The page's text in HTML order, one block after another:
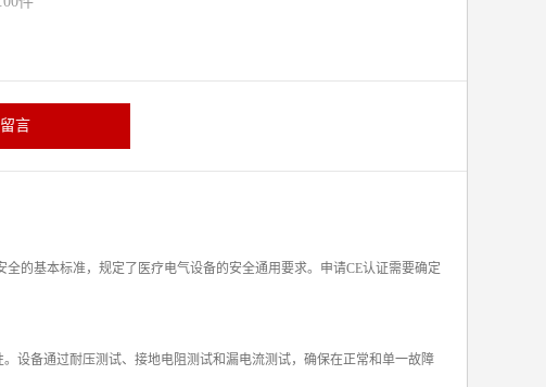
言
的基本标准，规定了医疗电气设备的安全通用要求。申请CE认证需要确定
设备通过耐压测试、接地电阻测试和漏电流测试，确保在正常和单一故障